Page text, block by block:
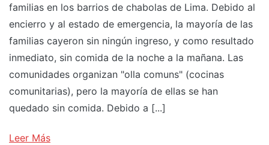
familias en los barrios de chabolas de Lima. Debido al
encierro y al estado de emergencia, la mayoría de las
familias cayeron sin ningún ingreso, y como resultado
inmediato, sin comida de la noche a la mañana. Las
comunidades organizan "olla comuns" (cocinas
comunitarias), pero la mayoría de ellas se han
quedado sin comida. Debido a [...]
Leer Más